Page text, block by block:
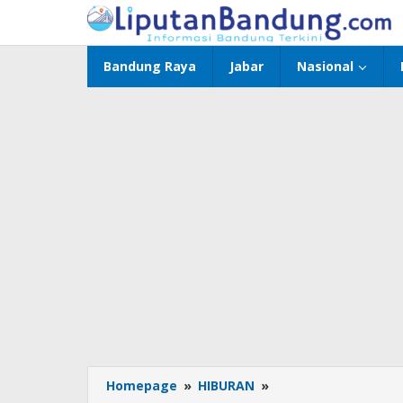
konten
Bandung Raya Jabar Nasional
Homepage » HIBURAN »